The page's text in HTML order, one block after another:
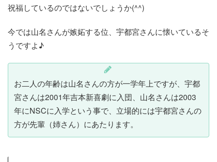
祝福しているのではないでしょうか(^^)
今では山名さんが嫉妬する位、宇都宮さんに懐いているそ
うですよ♪
お二人の年齢は山名さんの方が一学年上ですが、宇都
宮さんは2001年吉本新喜劇に入団、山名さんは2003
年にNSCに入学という事で、立場的には宇都宮さんの
方が先輩（姉さん）にあたります。